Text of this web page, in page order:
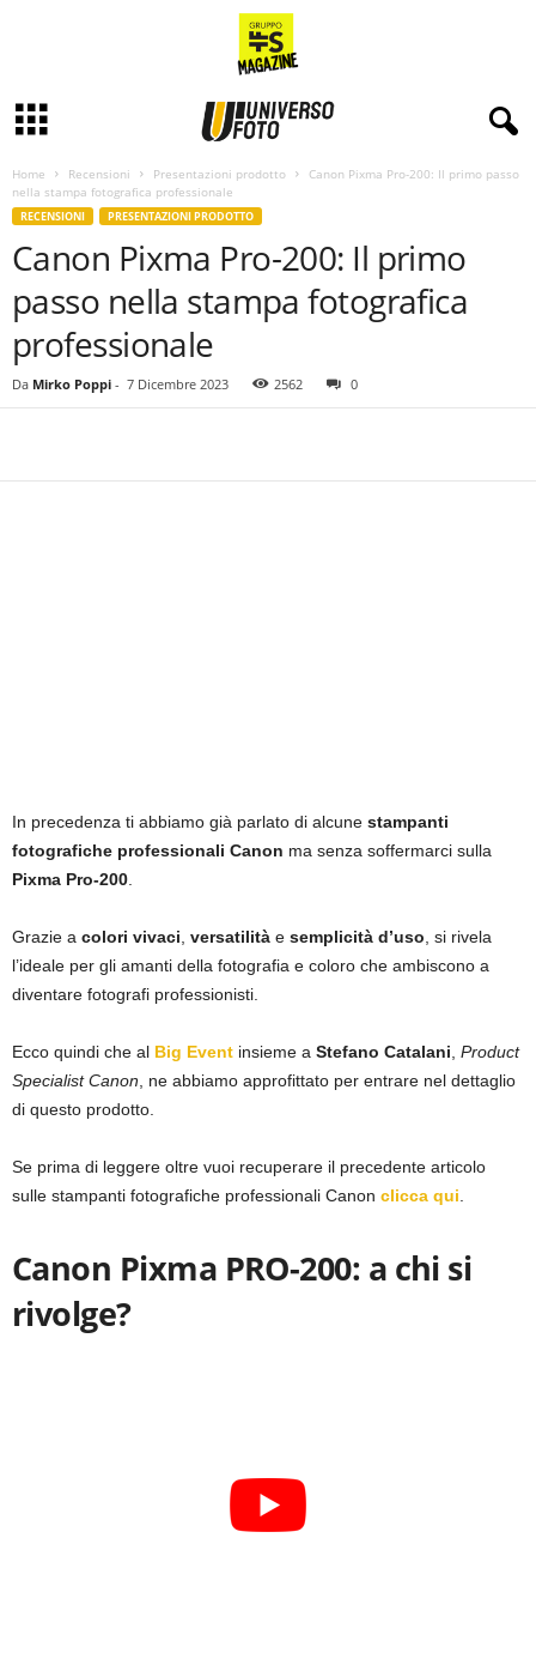
Home Recensioni Presentazioni prodotto
Canon Pixma Pro-200: Il primo passo
nella stampa fotografica professionale
RECENSIONI PRESENTAZIONI PRODOTTO
Canon Pixma Pro-200: Il primo
passo nella stampa fotografica
professionale
Da Mirko Poppi - 7 Dicembre 2023 2562 0
In precedenza ti abbiamo già parlato di alcune stampanti
fotografiche professionali Canon ma senza soffermarci sulla
Pixma Pro-200.
Grazie a colori vivaci, versatilità e semplicità d’uso, si rivela
l’ideale per gli amanti della fotografia e coloro che ambiscono a
diventare fotografi professionisti.
Ecco quindi che al Big Event insieme a Stefano Catalani, Product
Specialist Canon, ne abbiamo approfittato per entrare nel dettaglio
di questo prodotto.
Se prima di leggere oltre vuoi recuperare il precedente articolo
sulle stampanti fotografiche professionali Canon clicca qui.
Canon Pixma PRO-200: a chi si
rivolge?